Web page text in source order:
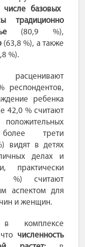
числе базовых
традиционно
(80,9
%),
(63,8 %), а также
%).
респондентов,
ребенка
42,0 % считают
трети
видят в детях
делах и
практически
%) считают
аспектом для
и женщин.
комплексе
численность